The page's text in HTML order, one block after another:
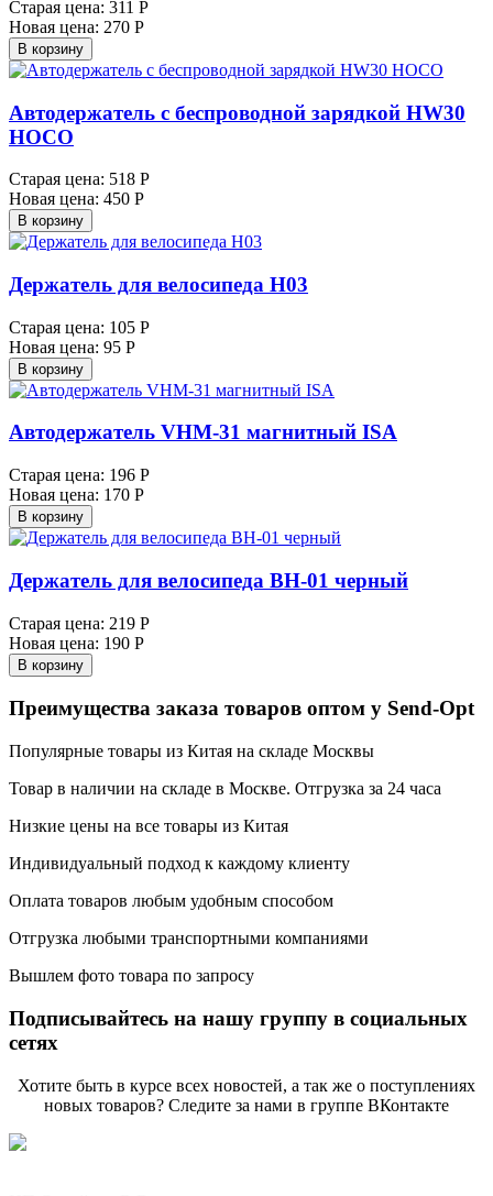
Старая цена: 311 Р
Новая цена: 270 Р
В корзину
Автодержатель с беспроводной зарядкой HW30
HOCO
Старая цена: 518 Р
Новая цена: 450 Р
В корзину
Держатель для велосипеда H03
Старая цена: 105 Р
Новая цена: 95 Р
В корзину
Автодержатель VHМ-31 магнитный ISA
Старая цена: 196 Р
Новая цена: 170 Р
В корзину
Держатель для велосипеда BH-01 черный
Старая цена: 219 Р
Новая цена: 190 Р
В корзину
Преимущества заказа товаров оптом у Send-Opt
Популярные товары из Китая на складе Москвы
Товар в наличии на складе в Москве. Отгрузка за 24 часа
Низкие цены на все товары из Китая
Индивидуальный подход к каждому клиенту
Оплата товаров любым удобным способом
Отгрузка любыми транспортными компаниями
Вышлем фото товара по запросу
Подписывайтесь на нашу группу в социальных
сетях
Хотите быть в курсе всех новостей, а так же о поступлениях
новых товаров? Следите за нами в группе ВКонтакте